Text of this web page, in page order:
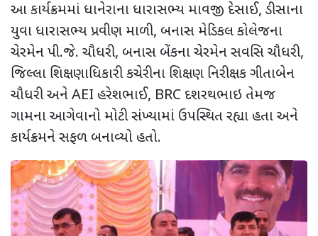
આ કાર્યક્રમમાં ધાનેરાના ધારાસભ્ય માવજી દેસાઈ, ડીસાના
યુવા ધારાસભ્ય પ્રવીણ માળી, બનાસ મેડિકલ કોલેજના
ચેરમેન પી.જે. ચૌધરી, બનાસ બેંકના ચેરમેન સવસિ ચૌધરી,
જિલ્લા શિક્ષણાધિકારી કચેરીના શિક્ષણ નિરીક્ષક ગીતાબેન
ચૌધરી અને AEI હરેશભાઈ, BRC દશરથભાઇ તેમજ
ગામના આગેવાનો મોટી સંખ્યામાં ઉપસ્થિત રહ્યા હતા અને
કાર્યક્રમને સફળ બનાવ્યો હતો.